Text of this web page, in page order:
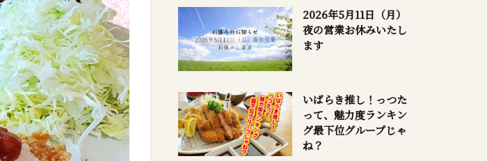
2026年5月11日（月）
夜の営業お休みいたし
ます
いばらき推し！っつた
って、魅力度ランキン
グ最下位グループじゃ
ね？